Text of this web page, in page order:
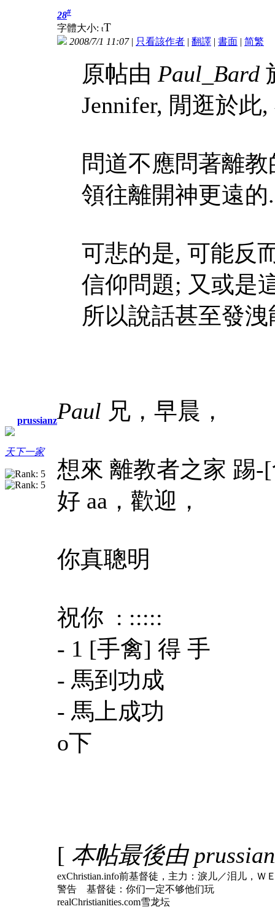
prussianz
天下一家
28#
字體大小: tT
2008/7/1 11:07| 只看該作者 | 翻譯 | 書面 | 简繁
原帖由 Paul_Bard
Jennifer, 閒逛於此
問道不應問著離
領往離開神更遠的
可悲的是, 可能反
信仰問題; 又或是
所以說話甚至發洩
Paul 兄，早晨，
想來 離教者之家 踢-
好 aa，歡迎，
你真聰明
祝你 : :::::
- 1 [手禽] 得 手
- 馬到功成
- 馬上成功
o下
[ 本帖最後由
exChristian.info前基督徒，主力：淚儿／泪儿，
警告 基督徒：你们一定不够他们玩
realChristianities.com雪龙坛